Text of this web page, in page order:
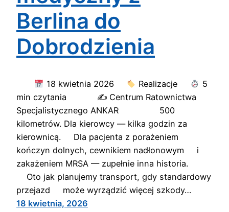
Berlina do
Dobrodzienia
18 kwietnia 2026 Realizacje
5
min czytania ✍ Centrum Ratownictwa
Specjalistycznego ANKAR 500
kilometrów. Dla kierowcy — kilka godzin za
kierownicą. Dla pacjenta z porażeniem
kończyn dolnych, cewnikiem nadłonowym i
zakażeniem MRSA — zupełnie inna historia.
Oto jak planujemy transport, gdy standardowy
przejazd może wyrządzić więcej szkody…
18 kwietnia, 2026